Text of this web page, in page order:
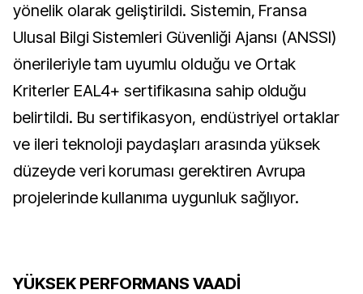
yönelik olarak geliştirildi. Sistemin, Fransa
Ulusal Bilgi Sistemleri Güvenliği Ajansı (ANSSI)
önerileriyle tam uyumlu olduğu ve Ortak
Kriterler EAL4+ sertifikasına sahip olduğu
belirtildi. Bu sertifikasyon, endüstriyel ortaklar
ve ileri teknoloji paydaşları arasında yüksek
düzeyde veri koruması gerektiren Avrupa
projelerinde kullanıma uygunluk sağlıyor.
YÜKSEK PERFORMANS VAADİ